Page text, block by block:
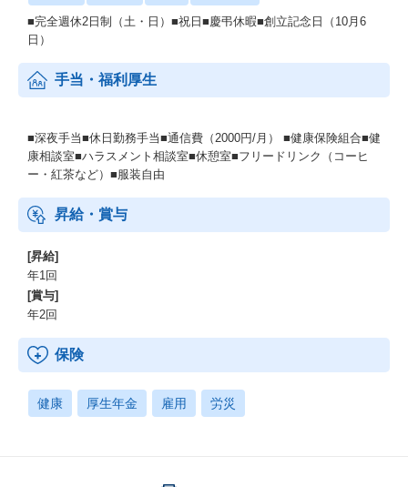
■完全週休2日制（土・日）■祝日■慶弔休暇■創立記念日（10月6
日）
手当・福利厚生
■深夜手当■休日勤務手当■通信費（2000円/月） ■健康保険組合■健
康相談室■ハラスメント相談室■休憩室■フリードリンク（コーヒ
ー・紅茶など）■服装自由
昇給・賞与
[昇給]
年1回
[賞与]
年2回
保険
健康 厚生年金 雇用 労災